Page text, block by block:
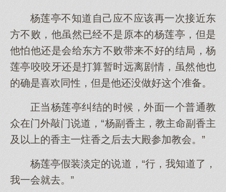
杨莲亭不知道自己应不应该再一次接近东
方不败，他虽然已经不是原本的杨莲亭，但是
他怕他还是会给东方不败带来不好的结局，杨
莲亭咬咬牙还是打算暂时远离剧情，虽然他也
的确是喜欢同性，但是他还没做好这个准备。
正当杨莲亭纠结的时候，外面一个普通教
众在门外敲门说道，“杨副香主，教主命副香主
及以上的香主一炷香之后去大殿参加教会。”
杨莲亭假装淡定的说道，“行，我知道了，
我一会就去。”